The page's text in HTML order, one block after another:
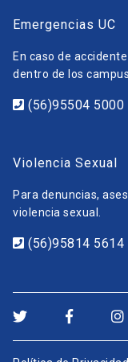
Emergencias UC
En caso de
dentro de los campus.
(56)95504 5000
Violencia Sexual
Para denuncias,
violencia sexual.
(56)95814 5614